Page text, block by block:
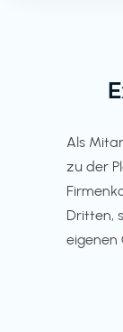
Als
zu der
Dritten,
eigenen